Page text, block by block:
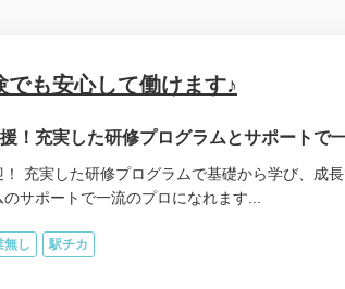
も安心して働けます♪
！充実した研修プログラムとサポートで
充実した研修プログラムで基礎から学び、成
サポートで一流のプロになれます...
無し 駅チカ